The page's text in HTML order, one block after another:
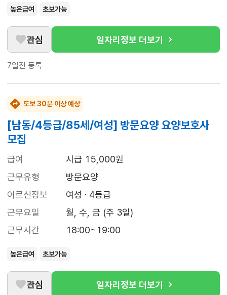
높은급여 초보가능
관심 일자리정보 더보기
7일전 등록
도보 30분 이상 예상
[남동/4등급/85세/여성] 방문요양 요양보호사
모집
급여
시급 15,000원
근무유형
방문요양
어르신정보
여성 · 4등급
근무요일
월, 수, 금 (주 3일)
근무시간
18:00~19:00
높은급여 초보가능
관심 일자리정보 더보기